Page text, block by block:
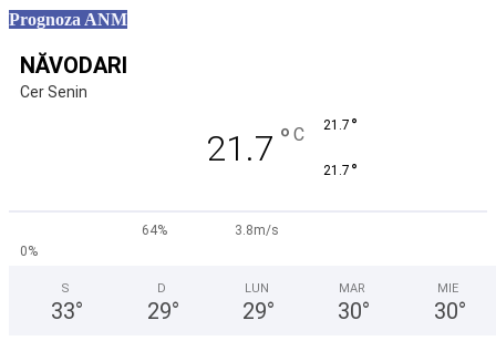
Prognoza ANM
NĂVODARI
Cer Senin
21.7 ° C 21.7 °
21.7 °
64%
3.8m/s
0%
S
33°
D
29°
LUN
29°
MAR
30°
MIE
30°